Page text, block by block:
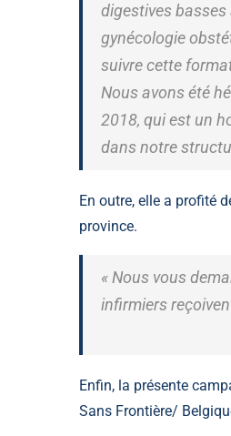
digestives basses
gynécologie
suivre cette
Nous avons été
2018, qui est un
dans notre
En outre, elle a profité
province.
« Nous vous
infirmiers
Enfin, la présente
Sans Frontière/